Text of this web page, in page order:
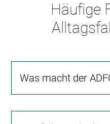
Häufige
Was macht der